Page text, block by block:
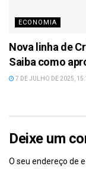
ECONOMIA
Nova linha de
Saiba como
7 DE JULHO DE 2025,
Deixe um
O seu endereço de